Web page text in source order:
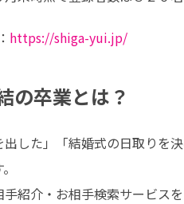
https://shiga-yui.jp/
の卒業とは？
出した」「結婚式の日取り
手紹介・お相手検索サービス